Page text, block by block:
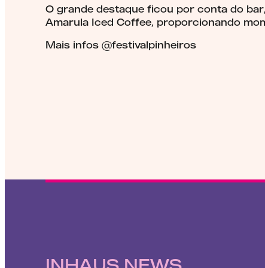
O grande destaque ficou por conta do
Amarula Iced Coffee, proporcionando
Mais infos @festivalpinheiros